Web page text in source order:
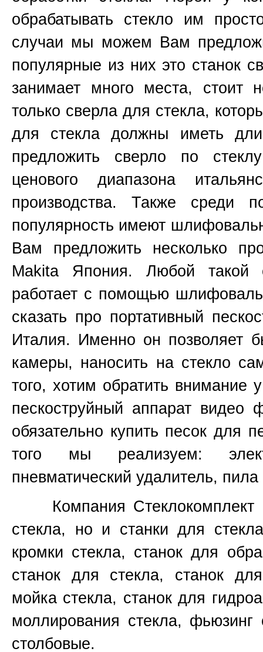
обрабатывать стекло им
случаи мы можем Вам
популярные из них это станок
занимает много места, стоит
только сверла для стекла,
для стекла должны иметь
предложить сверло по
ценового диапазона
производства. Также среди
популярность имеют
Вам предложить несколько
Makita Япония. Любой такой
работает с помощью
сказать про портативный
Италия. Именно он позволяет
камеры, наносить на стекло
того, хотим обратить
пескоструйный аппарат
обязательно купить песок для
того мы реализуем:
пневматический удалитель,
Компания Стеклокомплект
стекла, но и станки для
кромки стекла, станок для
станок для стекла, станок
мойка стекла, станок для
моллирования стекла,
столбовые.